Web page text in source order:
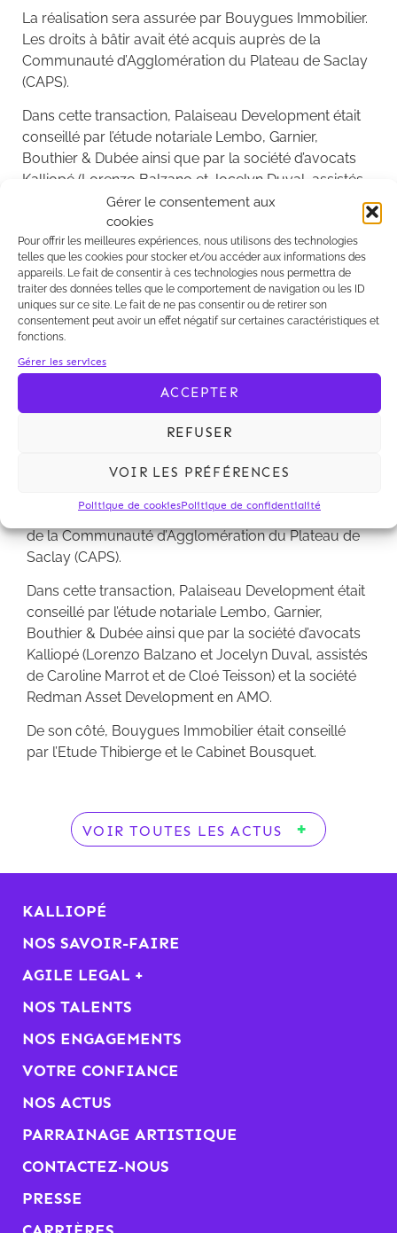
Gérer le consentement aux
cookies
Pour offrir les meilleures expériences, nous utilisons des technologies
telles que les cookies pour stocker et/ou accéder aux informations des
appareils. Le fait de consentir à ces technologies nous permettra de
traiter des données telles que le comportement de navigation ou les ID
uniques sur ce site. Le fait de ne pas consentir ou de retirer son
consentement peut avoir un effet négatif sur certaines caractéristiques et
fonctions.
Gérer les services
ACCEPTER
REFUSER
VOIR LES PRÉFÉRENCES
Politique de cookiesPolitique de confidentialité
La réalisation sera assurée par Bouygues Immobilier.
Les droits à bâtir avait été acquis auprès de la
Communauté d’Agglomération du Plateau de Saclay
(CAPS).
Dans cette transaction, Palaiseau Development était
conseillé par l’étude notariale Lembo, Garnier,
Bouthier & Dubée ainsi que par la société d’avocats
Kalliopé (Lorenzo Balzano et Jocelyn Duval, assistés
de Caroline Marrot et de Cloé Teisson) et la société
Redman Asset Development en AMO.
De son côté, Bouygues Immobilier était conseillé par
l’Etude Thibierge et le Cabinet Bousquet.
Kalliopé a assisté Palaiseau Development (groupe
Centuria Capital) dans la cession à Bouygues
Immobilier d’une opération de 12 000 m² Shon de
logements à développer à Palaiseau (91), rue
Immobilier. Les droits à bâtir avait été acquis auprès
de la Communauté d’Agglomération du Plateau de
Saclay (CAPS).
Dans cette transaction, Palaiseau Development était
conseillé par l’étude notariale Lembo, Garnier,
Bouthier & Dubée ainsi que par la société d’avocats
Kalliopé (Lorenzo Balzano et Jocelyn Duval, assistés
de Caroline Marrot et de Cloé Teisson) et la société
Redman Asset Development en AMO.
De son côté, Bouygues Immobilier était conseillé
par l’Etude Thibierge et le Cabinet Bousquet.
VOIR TOUTES LES ACTUS
KALLIOPÉ
NOS SAVOIR-FAIRE
AGILE LEGAL +
NOS TALENTS
NOS ENGAGEMENTS
VOTRE CONFIANCE
NOS ACTUS
PARRAINAGE ARTISTIQUE
CONTACTEZ-NOUS
PRESSE